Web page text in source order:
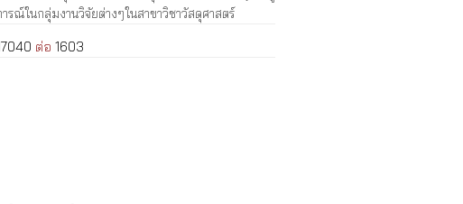
ารณ์ในกลุ่มงานวิจัยต่างๆในสาขาวิชาวัสดุศาสตร์
ต่อ 1603